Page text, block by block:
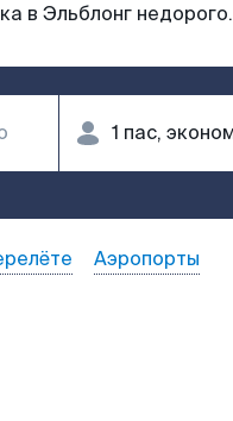
в Эльблонг недорого.
Аэропорты